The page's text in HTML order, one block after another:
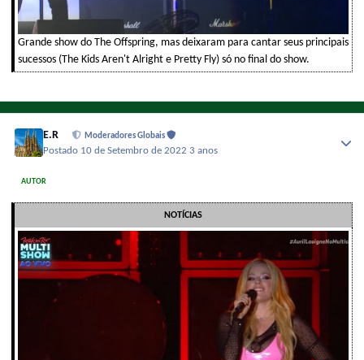
Grande show do The Offspring, mas deixaram para cantar seus principais
sucessos (The Kids Aren't Alright e Pretty Fly) só no final do show.
E.R Moderadores Globais
Postado 10 de Setembro de 2022 3 anos
AUTOR
NOTÍCIAS